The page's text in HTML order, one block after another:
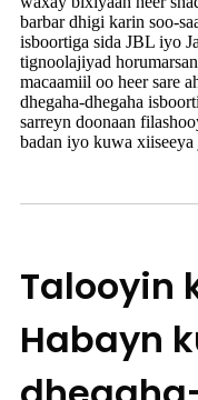
barbar dhigi karin soo-
isboortiga sida JBL iyo
tignoolajiyad
macaamiil oo heer sare
dhegaha-dhegaha
sarreyn doonaan
badan iyo kuwa
Talooyin
Habayn